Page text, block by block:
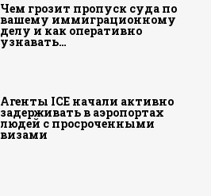
Чем грозит пропуск суда по
вашему иммиграционному
делу и как оперативно
узнавать…
Агенты ICE начали активно
задерживать в аэропортах
людей с просроченными
визами